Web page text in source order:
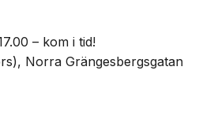
– kom i tid!
Norra Grängesbergsgatan